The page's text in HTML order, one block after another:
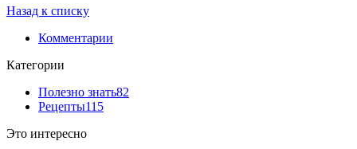
Назад к списку
Комментарии
Категории
Полезно знать82
Рецепты115
Это интересно